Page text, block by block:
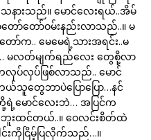
းသည်။ မောင်လေးရယ်..အိမ်
ော်တော်ဝမ်းနည်းလာသည်..။ မ
ော်က.. မေမေရဲ့သားအရင်း..မ
မလတ်မျက်ရည်လေး တွေစို့လာ
လှပ်လှပ်ဖြစ်လာသည်.. မောင်
ယ်သူတွေဘာပဲပြောပြော…နင်
ရဲ့မောင်လေးဘဲ… အပြင်က
ဘူးထင်တယ်..။ ဝေလင်းစိတ်ထဲ
းကိုငြိမ့်ပြလိုက်သည်…။